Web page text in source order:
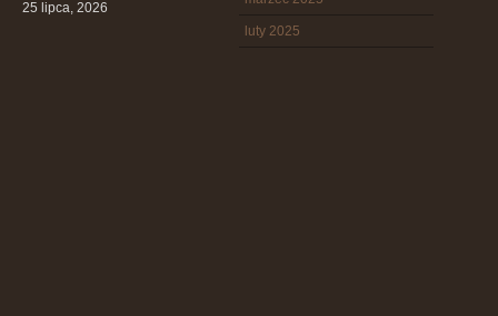
25 lipca, 2026
luty 2025